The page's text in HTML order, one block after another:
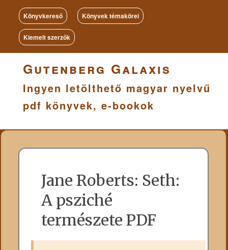
Könyvkereső Könyvek témakörei
Kiemelt szerzők
Gutenberg Galaxis
Ingyen letölthető magyar nyelvű
pdf könyvek, e-bookok
Jane Roberts: Seth:
A psziché
természete PDF